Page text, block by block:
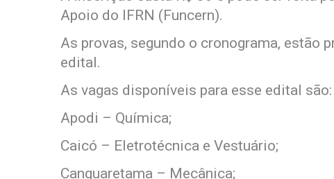
Apoio do IFRN (Funcern).
As provas, segundo o cronograma, estão
edital.
As vagas disponíveis para esse edital são:
Apodi – Química;
Caicó – Eletrotécnica e Vestuário;
Canguaretama – Mecânica;